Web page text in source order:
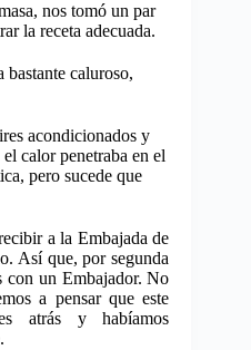
nos tomó un par
la receta adecuada.
bastante caluroso,
acondicionados y
calor penetraba en el
pero sucede que
a la Embajada de
Así que, por segunda
con un Embajador. No
a pensar que este
atrás y habíamos